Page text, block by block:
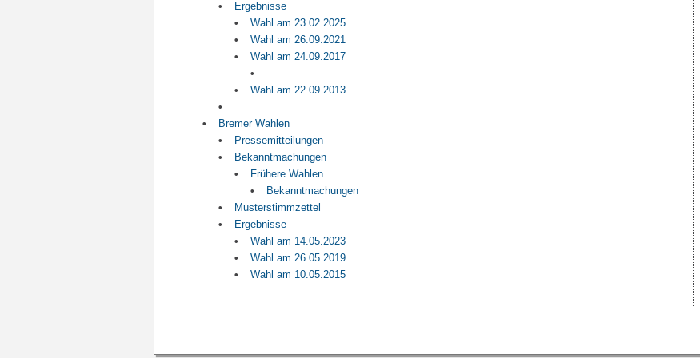
Ergebnisse
Wahl am 23.02.2025
Wahl am 26.09.2021
Wahl am 24.09.2017
Wahl am 22.09.2013
Bremer Wahlen
Pressemitteilungen
Bekanntmachungen
Frühere Wahlen
Bekanntmachungen
Musterstimmzettel
Ergebnisse
Wahl am 14.05.2023
Wahl am 26.05.2019
Wahl am 10.05.2015